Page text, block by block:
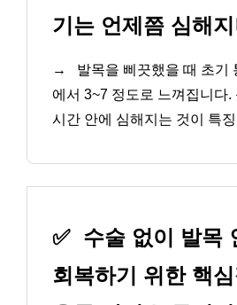
기는 언제쯤 심해
→
발목을 삐끗했을 때 초기
에서 3~7 정도로 느껴집니다.
시간 안에 심해지는 것이 특
✅ 수술 없이 발목
회복하기 위한 핵